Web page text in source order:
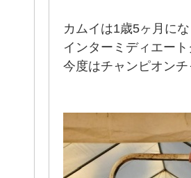
カムイは1歳5ヶ月に
インターミディエー
今度はチャンピオン